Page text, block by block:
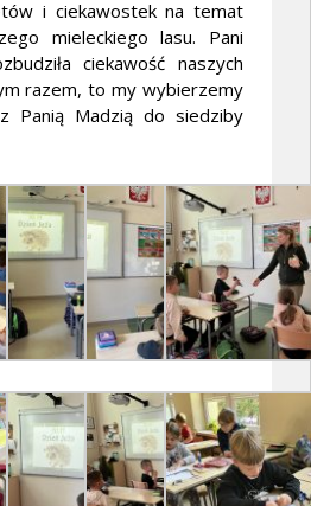
i ciekawostek na temat
mieleckiego lasu. Pani
ciekawość naszych
razem, to my wybierzemy
Panią Madzią do siedziby